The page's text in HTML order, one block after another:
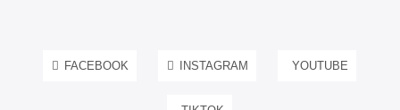
FACEBOOK INSTAGRAM YOUTUBE